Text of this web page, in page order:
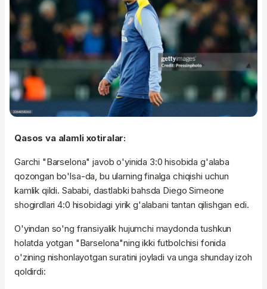
Qasos va alamli xotiralar:
Garchi "Barselona" javob o'yinida 3:0 hisobida g'alaba
qozongan bo'lsa-da, bu ularning finalga chiqishi uchun
kamlik qildi. Sababi, dastlabki bahsda Diego Simeone
shogirdlari 4:0 hisobidagi yirik g'alabani tantan qilishgan edi.
O'yindan so'ng fransiyalik hujumchi maydonda tushkun
holatda yotgan "Barselona"ning ikki futbolchisi fonida
o'zining nishonlayotgan suratini joyladi va unga shunday izoh
qoldirdi: